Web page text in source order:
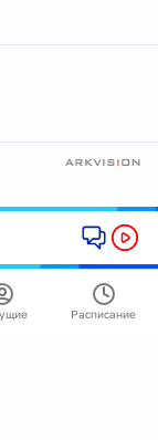
Расписание